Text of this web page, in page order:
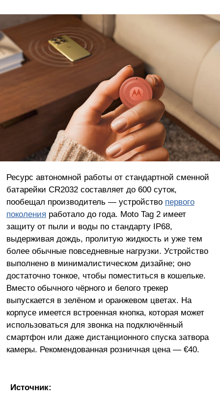
Ресурс автономной работы от стандартной сменной
батарейки CR2032 составляет до 600 суток,
пообещал производитель — устройство первого
поколения работало до года. Moto Tag 2 имеет
защиту от пыли и воды по стандарту IP68,
выдерживая дождь, пролитую жидкость и уже тем
более обычные повседневные нагрузки. Устройство
выполнено в минималистическом дизайне; оно
достаточно тонкое, чтобы поместиться в кошельке.
Вместо обычного чёрного и белого трекер
выпускается в зелёном и оранжевом цветах. На
корпусе имеется встроенная кнопка, которая может
использоваться для звонка на подключённый
смартфон или даже дистанционного спуска затвора
камеры. Рекомендованная розничная цена — €40.
Источник: